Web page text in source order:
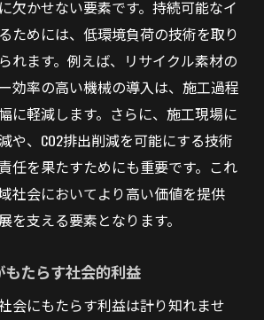
欠かせない要素です。持続可能なイ
ためには、低環境負荷の技術を取り
れます。例えば、リサイクル素材の
効率の高い機械の導入は、施工過程
に軽減します。さらに、施工現場に
や、CO2排出削減を可能にする技術
任を果たすためにも重要です。これ
社会においてより高い価値を提供
を支える要素となります。
たらす社会的利益
会にもたらす利益は計り知れませ